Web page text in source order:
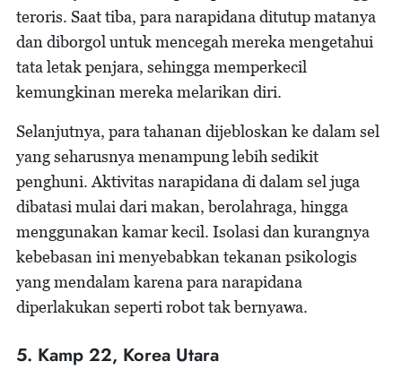
teroris. Saat tiba, para narapidana ditutup matanya
dan diborgol untuk mencegah mereka mengetahui
tata letak penjara, sehingga memperkecil
kemungkinan mereka melarikan diri.
Selanjutnya, para tahanan dijebloskan ke dalam sel
yang seharusnya menampung lebih sedikit
penghuni. Aktivitas narapidana di dalam sel juga
dibatasi mulai dari makan, berolahraga, hingga
menggunakan kamar kecil. Isolasi dan kurangnya
kebebasan ini menyebabkan tekanan psikologis
yang mendalam karena para narapidana
diperlakukan seperti robot tak bernyawa.
5. Kamp 22, Korea Utara